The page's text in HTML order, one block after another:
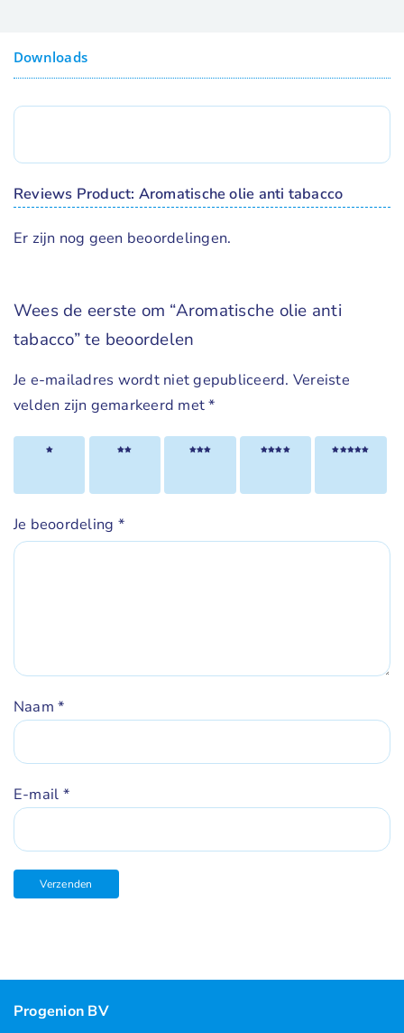
Downloads
Reviews Product: Aromatische olie anti tabacco
Er zijn nog geen beoordelingen.
Wees de eerste om “Aromatische olie anti
tabacco” te beoordelen
Je e-mailadres wordt niet gepubliceerd. Vereiste
velden zijn gemarkeerd met*
1 van 2 van 3 van 4 van 5 van
Je beoordeling *
Naam*
E-mail *
Progenion BV